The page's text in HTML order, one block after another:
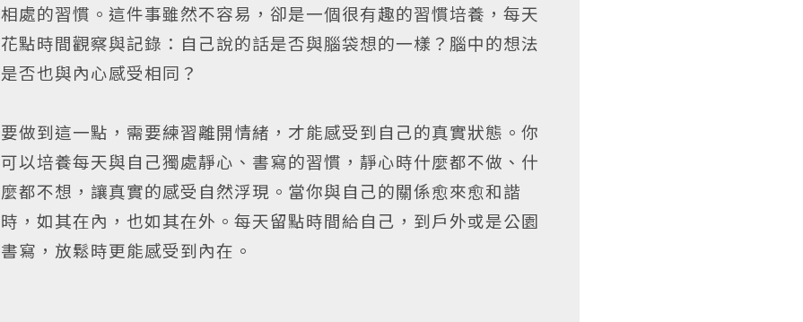
相處的習慣。這件事雖然不容易，卻是一個很有趣的習慣培養，每天
花點時間觀察與記錄：自己說的話是否與腦袋想的一樣？腦中的想法
是否也與內心感受相同？
要做到這一點，需要練習離開情緒，才能感受到自己的真實狀態。你
可以培養每天與自己獨處靜心、書寫的習慣，靜心時什麼都不做、什
麼都不想，讓真實的感受自然浮現。當你與自己的關係愈來愈和諧
時，如其在內，也如其在外。每天留點時間給自己，到戶外或是公園
書寫，放鬆時更能感受到內在。